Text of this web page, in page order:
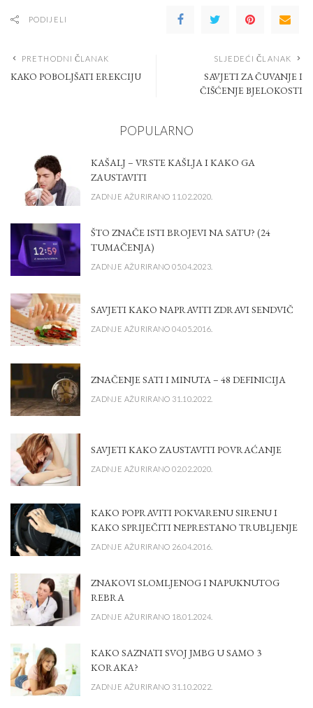
PODIJELI
PRETHODNI ČLANAK
KAKO POBOLJŠATI EREKCIJU
SLJEDEĆI ČLANAK
SAVJETI ZA ČUVANJE I
ČIŠĆENJE BJELOKOSTI
POPULARNO
KAŠALJ – VRSTE KAŠLJA I KAKO GA
ZAUSTAVITI
ZADNJE AŽURIRANO 11.02.2020.
ŠTO ZNAČE ISTI BROJEVI NA SATU? (24
TUMAČENJA)
ZADNJE AŽURIRANO 05.04.2023.
SAVJETI KAKO NAPRAVITI ZDRAVI SENDVIČ
ZADNJE AŽURIRANO 04.05.2016.
ZNAČENJE SATI I MINUTA – 48 DEFINICIJA
ZADNJE AŽURIRANO 31.10.2022.
SAVJETI KAKO ZAUSTAVITI POVRAĆANJE
ZADNJE AŽURIRANO 02.02.2020.
KAKO POPRAVITI POKVARENU SIRENU I
KAKO SPRIJEČITI NEPRESTANO TRUBLJENJE
ZADNJE AŽURIRANO 26.04.2016.
ZNAKOVI SLOMLJENOG I NAPUKNUTOG
REBRA
ZADNJE AŽURIRANO 18.01.2024.
KAKO SAZNATI SVOJ JMBG U SAMO 3
KORAKA?
ZADNJE AŽURIRANO 31.10.2022.